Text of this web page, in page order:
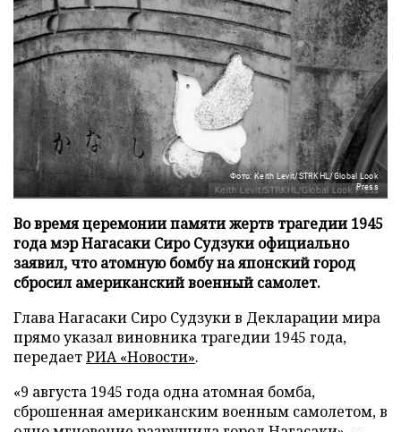
Фото: Keith Levit/STRKHL/Global Look
Press
Во время церемонии памяти жертв трагедии 1945
года мэр Нагасаки Сиро Судзуки официально
заявил, что атомную бомбу на японский город
сбросил американский военный самолет.
Глава Нагасаки Сиро Судзуки в Декларации мира
прямо указал виновника трагедии 1945 года,
передаетРИА «Новости».
«9 августа 1945 года одна атомная бомба,
сброшенная американским военным самолетом, в